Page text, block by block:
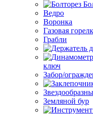
Ведро
Воронка
Газовая
Грабли
ключ
Забор/
Земляной бур